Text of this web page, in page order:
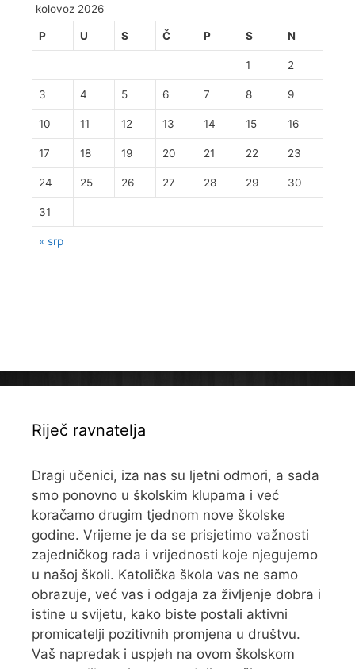
kolovoz 2026
P U S Č P S N
« srp
1 2
3 4 5 6 7 8 9
10 11 12 13 14 15 16
17 18 19 20 21 22 23
24 25 26 27 28 29 30
31
Riječ ravnatelja
Dragi učenici, iza nas su ljetni odmori, a sada
smo ponovno u školskim klupama i već
koračamo drugim tjednom nove školske
godine. Vrijeme je da se prisjetimo važnosti
zajedničkog rada i vrijednosti koje njegujemo
u našoj školi. Katolička škola vas ne samo
obrazuje, već vas i odgaja za življenje dobra i
istine u svijetu, kako biste postali aktivni
promicatelji pozitivnih promjena u društvu.
Vaš napredak i uspjeh na ovom školskom